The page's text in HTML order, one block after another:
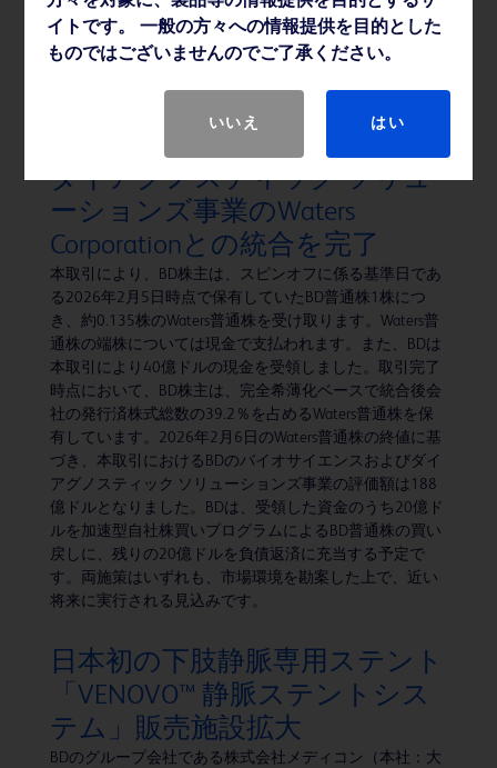
の「ピュアウィック™ 体外式カテーテル」シリーズよ
り、新たに「ピュアウィック™ フレックス 女性用体外式
カテーテル」および「ピュアウィック™ 男性用体外式カ
ダイアグノスティック ソリュ
ーションズ事業のWaters
Corporationとの統合を完了
本取引により、BD株主は、スピンオフに係る基準日であ
る2026年2月5日時点で保有していたBD普通株1株につ
き、約0.135株のWaters普通株を受け取ります。Waters普
通株の端株については現金で支払われます。また、BDは
本取引により40億ドルの現金を受領しました。取引完了
時点において、BD株主は、完全希薄化ベースで統合後会
社の発行済株式総数の39.2％を占めるWaters普通株を保
有しています。2026年2月6日のWaters普通株の終値に基
づき、本取引におけるBDのバイオサイエンスおよびダイ
アグノスティック ソリューションズ事業の評価額は188
億ドルとなりました。BDは、受領した資金のうち20億ド
ルを加速型自社株買いプログラムによるBD普通株の買い
戻しに、残りの20億ドルを負債返済に充当する予定で
す。両施策はいずれも、市場環境を勘案した上で、近い
将来に実行される見込みです。
日本初の下肢静脈専用ステント
「VENOVO™ 静脈ステントシス
テム」販売施設拡大
BDのグループ会社である株式会社メディコン（本社：大
イトです。 一般の方々への情報提供を目的とした
ものではございませんのでご了承ください。
いいえ はい